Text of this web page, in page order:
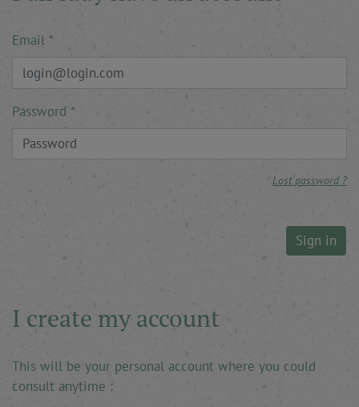
Email
Password
Lost password ?
Sign in
I create my account
This will be your personal account where you could
consult anytime :